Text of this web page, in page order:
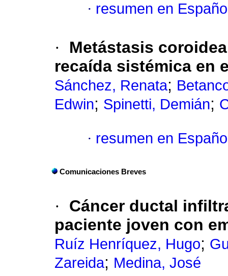
· resumen en
·
Metástasis
recaída sistémica en
Sánchez, Renata;
Edwin; Spinetti, Demián;
· resumen en
Comunicaciones Breves
·
Cáncer ductal
paciente joven con
Ruíz Henríquez, Hugo;
Zareida; Medina, José